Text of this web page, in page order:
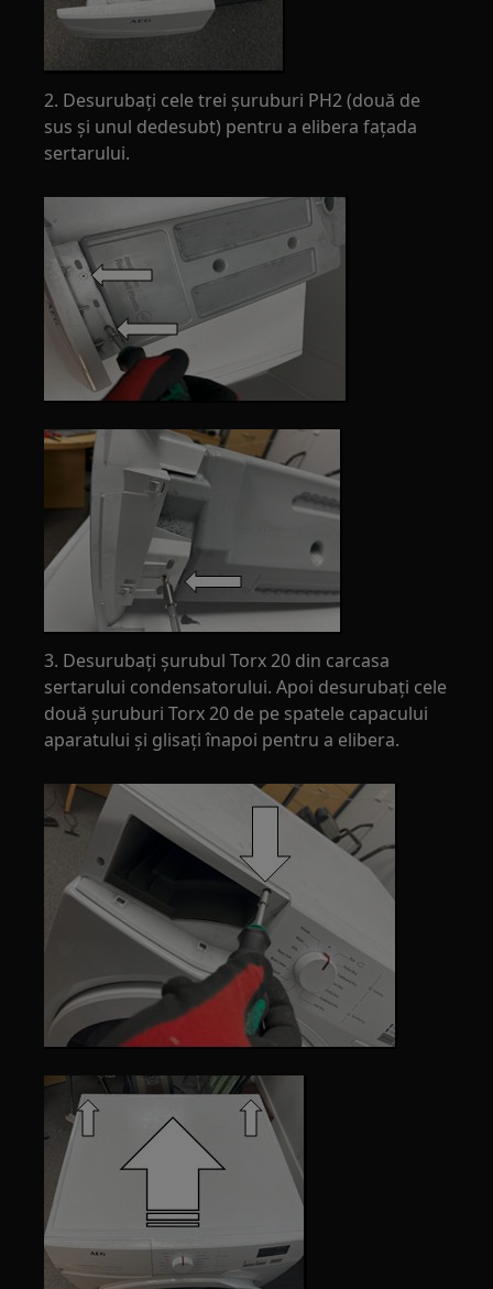
2. Desurubați cele trei șuruburi PH2 (două de
sus și unul dedesubt) pentru a elibera fațada
sertarului.
3. Desurubați șurubul Torx 20 din carcasa
sertarului condensatorului. Apoi desurubați cele
două șuruburi Torx 20 de pe spatele capacului
aparatului și glisați înapoi pentru a elibera.